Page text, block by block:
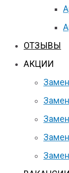
ОТЗЫВЫ
АКЦИИ